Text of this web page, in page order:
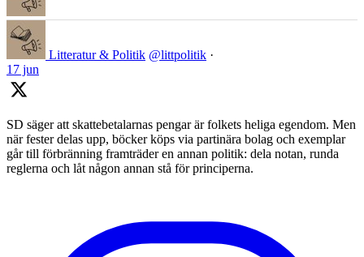
Litteratur & Politik @littpolitik ·
17 jun
SD säger att skattebetalarnas pengar är folkets heliga egendom. Men
när fester delas upp, böcker köps via partinära bolag och exemplar
går till förbränning framträder en annan politik: dela notan, runda
reglerna och låt någon annan stå för principerna.